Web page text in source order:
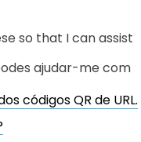
so that I can assist
ajudar-me com
códigos QR de URL.